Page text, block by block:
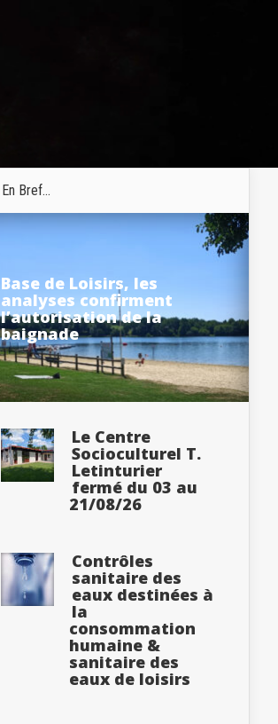
En Bref...
Base de Loisirs, les
analyses confirment
l’autorisation de la
baignade
Le Centre
Socioculturel T.
Letinturier
fermé du 03 au
21/08/26
Contrôles
sanitaire des
eaux destinées à
la
consommation
humaine &
sanitaire des
eaux de loisirs